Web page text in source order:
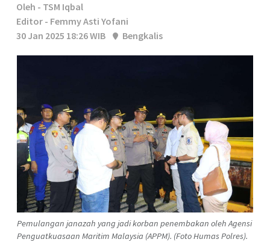
Oleh - TSM Iqbal
Editor - Femmy Asti Yofani
30 Jan 2025 18:26 WIB
Bengkalis
Pemulangan janazah yang jadi korban penembakan oleh Agensi
Penguatkuasaan Maritim Malaysia (APPM). (Foto Humas Polres).